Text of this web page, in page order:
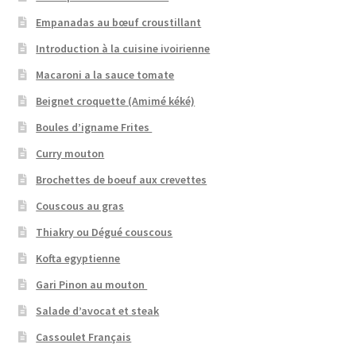
Empanadas au bœuf croustillant
Introduction à la cuisine ivoirienne
Macaroni a la sauce tomate
Beignet croquette (Amimé kéké)
Boules d’igname Frites
Curry mouton
Brochettes de boeuf aux crevettes
Couscous au gras
Thiakry ou Dégué couscous
Kofta egyptienne
Gari Pinon au mouton
Salade d’avocat et steak
Cassoulet Français